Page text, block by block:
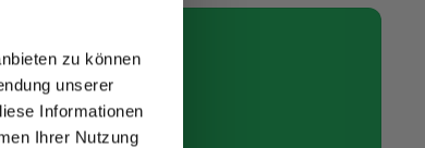
zu können
unserer
Informationen
Ihrer Nutzung
wichtige